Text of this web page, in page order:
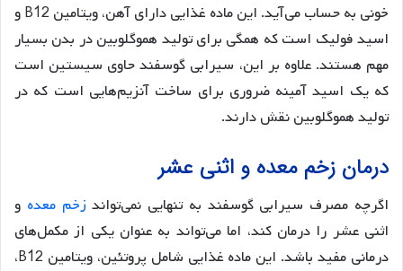
خونی به حساب می‌آید. این ماده غذایی دارای آهن، ویتامین B12 و
اسید فولیک است که همگی برای تولید هموگلوبین در بدن بسیار
مهم هستند. علاوه بر این، سیرابی گوسفند حاوی سیستین است
که یک اسید آمینه ضروری برای ساخت آنزیم‌هایی است که در
تولید هموگلوبین نقش دارند.
درمان زخم معده و اثنی عشر
اگرچه مصرف سیرابی گوسفند به تنهایی نمی‌تواند زخم معده و
اثنی عشر را درمان کند، اما می‌تواند به عنوان یکی از مکمل‌های
درمانی مفید باشد. این ماده غذایی شامل پروتئین، ویتامین B12،